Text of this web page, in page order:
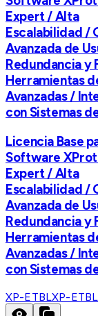
Expert / Alta
Escalabilidad /
Avanzada de
Redundancia y
Herramientas
Avanzadas /
con Sistemas
Licencia Base
Software
Expert / Alta
Escalabilidad /
Avanzada de
Redundancia y
Herramientas
Avanzadas /
con Sistemas
XP-ETBLXP-ETBL